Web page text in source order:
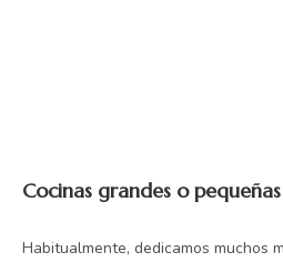
Cocinas grandes o
Habitualmente, dedicamos muchos